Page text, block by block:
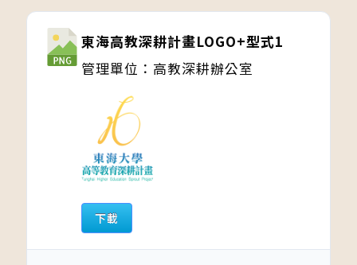
東海高教深耕計畫LOGO+型式1
管理單位：高教深耕辦公室
下載